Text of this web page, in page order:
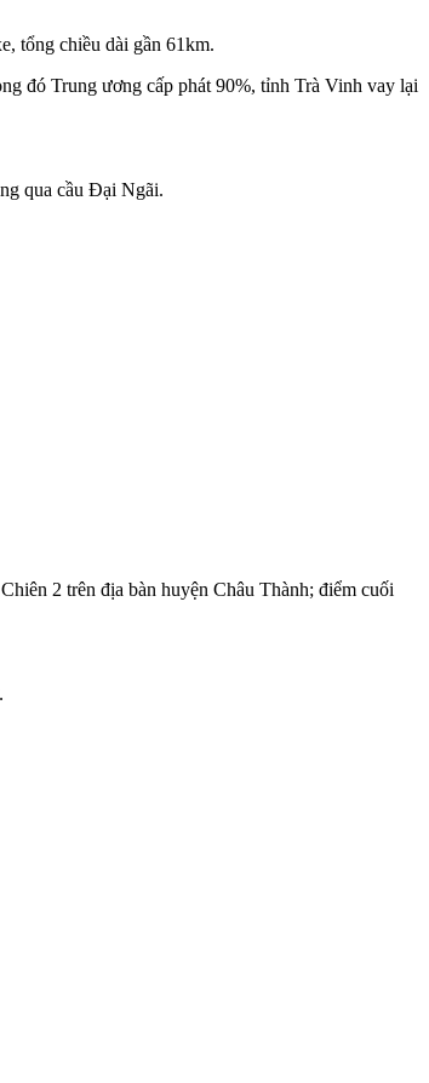
tổng chiều dài gần 61km.
đó Trung ương cấp phát 90%, tỉnh Trà Vinh vay lại
qua cầu Đại Ngãi.
2 trên địa bàn huyện Châu Thành; điểm cuối